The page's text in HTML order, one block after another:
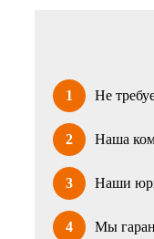
1 Не
2 Наша
3 Наши
4 Мы